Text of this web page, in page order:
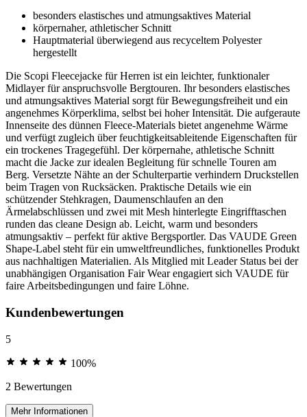
besonders elastisches und atmungsaktives Material
körpernaher, athletischer Schnitt
Hauptmaterial überwiegend aus recyceltem Polyester
hergestellt
Die Scopi Fleecejacke für Herren ist ein leichter, funktionaler
Midlayer für anspruchsvolle Bergtouren. Ihr besonders elastisches
und atmungsaktives Material sorgt für Bewegungsfreiheit und ein
angenehmes Körperklima, selbst bei hoher Intensität. Die aufgeraute
Innenseite des dünnen Fleece-Materials bietet angenehme Wärme
und verfügt zugleich über feuchtigkeitsableitende Eigenschaften für
ein trockenes Tragegefühl. Der körpernahe, athletische Schnitt
macht die Jacke zur idealen Begleitung für schnelle Touren am
Berg. Versetzte Nähte an der Schulterpartie verhindern Druckstellen
beim Tragen von Rucksäcken. Praktische Details wie ein
schützender Stehkragen, Daumenschlaufen an den
Ärmelabschlüssen und zwei mit Mesh hinterlegte Eingrifftaschen
runden das cleane Design ab. Leicht, warm und besonders
atmungsaktiv – perfekt für aktive Bergsportler. Das VAUDE Green
Shape-Label steht für ein umweltfreundliches, funktionelles Produkt
aus nachhaltigen Materialien. Als Mitglied mit Leader Status bei der
unabhängigen Organisation Fair Wear engagiert sich VAUDE für
faire Arbeitsbedingungen und faire Löhne.
Kundenbewertungen
5
100%
2 Bewertungen
Mehr Informationen